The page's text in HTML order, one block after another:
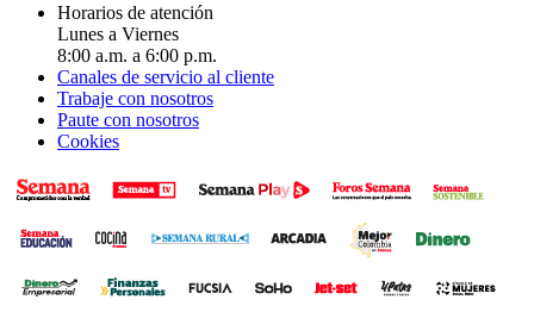
Horarios de atención
Lunes a Viernes
8:00 a.m. a 6:00 p.m.
Canales de servicio al cliente
Trabaje con nosotros
Paute con nosotros
Cookies